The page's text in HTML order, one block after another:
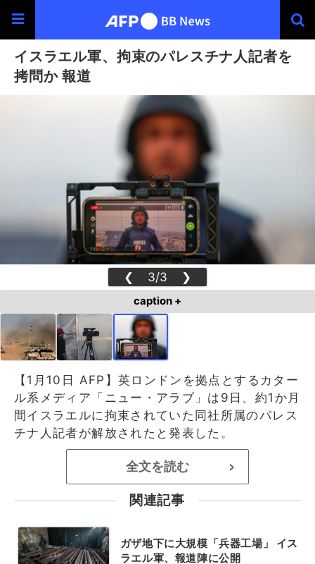
イスラエル軍、拘束のパレスチナ人記者を
拷問か 報道
❮ 3/3 ❯
caption +
【1月10日 AFP】英ロンドンを拠点とするカター
ル系メディア「ニュー・アラブ」は9日、約1か月
間イスラエルに拘束されていた同社所属のパレス
チナ人記者が解放されたと発表した。
全文を読む >
関連記事
ガザ地下に大規模「兵器工場」 イス
ラエル軍、報道陣に公開